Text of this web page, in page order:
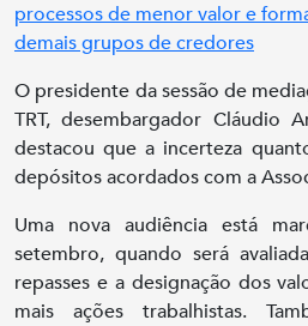
processos de menor valor e
demais grupos de credores
O presidente da sessão de
TRT, desembargador Cláudio
destacou que a incerteza
depósitos acordados com a
Uma nova audiência está
setembro, quando será
repasses e a designação dos
mais ações trabalhistas.